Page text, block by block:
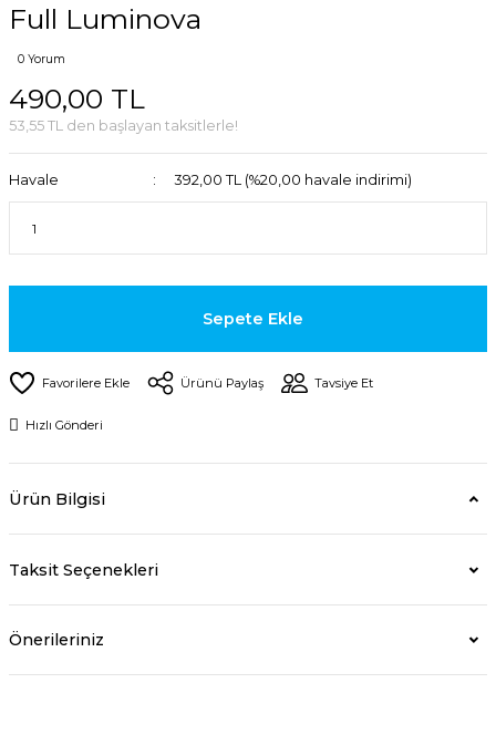
Full Luminova
0 Yorum
490,00 TL
53,55 TL den başlayan taksitlerle!
Havale 392,00 TL (%20,00 havale indirimi)
Sepete Ekle
Ürünü Paylaş Tavsiye Et
Hızlı Gönderi
Ürün Bilgisi
Taksit Seçenekleri
Önerileriniz